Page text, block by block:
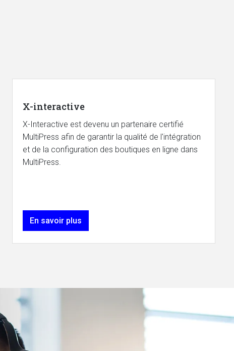
X-interactive
X-Interactive est devenu un partenaire certifié
MultiPress afin de garantir la qualité de l'intégration
et de la configuration des boutiques en ligne dans
MultiPress.
En savoir plus